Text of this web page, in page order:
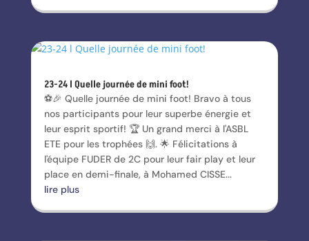
23-24 l Quelle journée de mini foot!
⚽️🎉 Quelle journée de mini foot! Bravo à tous
nos participants pour leur superbe énergie et
leur esprit sportif! 🏆 Un grand merci à l'ASBL
ETE pour les trophées 🙌. 🌟 Félicitations à
l'équipe FUDER de 2C pour leur fair play et leur
place en demi-finale, à Mohamed CISSE...
lire plus